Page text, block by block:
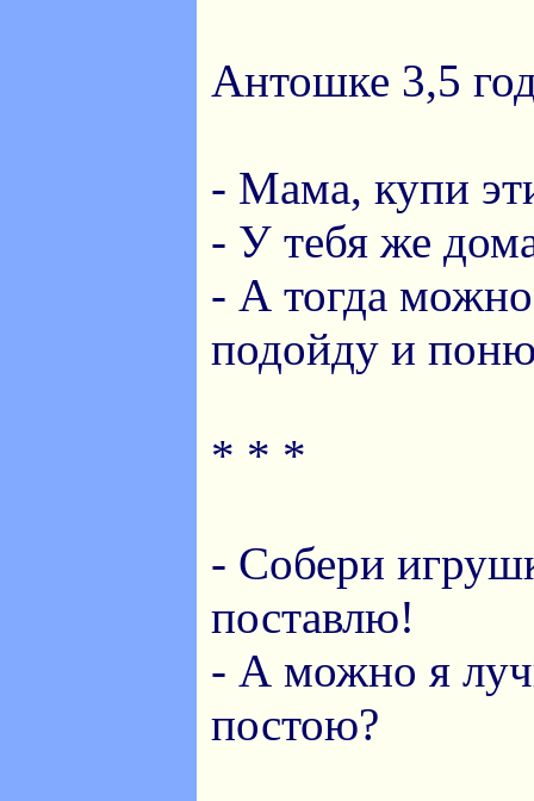
Антошке 3,5
- Мама, купи
- У тебя же
- А тогда
подойду и
* * *
- Собери
поставлю!
- А можно я
постою?